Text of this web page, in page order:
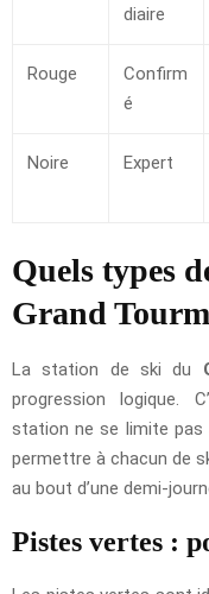
diaire
Rouge
Confirm
é
Noire Expert
Quels types
Grand
La station de ski du
progression logique.
station ne se limite pas
permettre à chacun de
au bout d’une demi-
Pistes vertes :